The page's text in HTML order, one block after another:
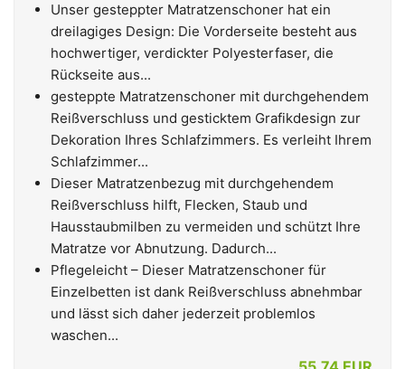
Unser gesteppter Matratzenschoner hat ein
dreilagiges Design: Die Vorderseite besteht aus
hochwertiger, verdickter Polyesterfaser, die
Rückseite aus...
gesteppte Matratzenschoner mit durchgehendem
Reißverschluss und gesticktem Grafikdesign zur
Dekoration Ihres Schlafzimmers. Es verleiht Ihrem
Schlafzimmer...
Dieser Matratzenbezug mit durchgehendem
Reißverschluss hilft, Flecken, Staub und
Hausstaubmilben zu vermeiden und schützt Ihre
Matratze vor Abnutzung. Dadurch...
Pflegeleicht – Dieser Matratzenschoner für
Einzelbetten ist dank Reißverschluss abnehmbar
und lässt sich daher jederzeit problemlos
waschen...